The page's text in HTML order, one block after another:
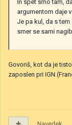
In spet smo tam,
argumentom daje
Je pa kul, da s
smer se sami
Govoriš, kot da je
zaposlen pri IGN